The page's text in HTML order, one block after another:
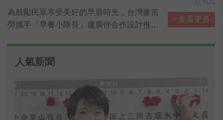
為鼓勵民眾享受美好的早晨時光，台灣麥當
勞攜手「早餐小隊長」盧廣仲合作設計推出
隊長一起跳「麥擱睏起床舞」，上傳IG還能
查看更多
人氣新聞